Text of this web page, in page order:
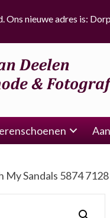
Ons nieuwe adres is:
My Sandals 5874 7128